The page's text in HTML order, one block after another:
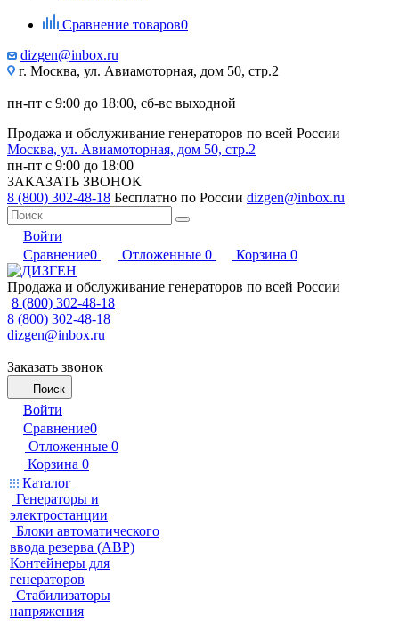
Сравнение товаров0
dizgen@inbox.ru
г. Москва, ул. Авиамоторная, дом 50, стр.2
пн-пт с 9:00 до 18:00, сб-вс выходной
Продажа и обслуживание генераторов по всей России
Москва, ул. Авиамоторная, дом 50, стр.2
пн-пт с 9:00 до 18:00
ЗАКАЗАТЬ ЗВОНОК
8 (800) 302-48-18 Бесплатно по России dizgen@inbox.ru
Войти
Сравнение0 Отложенные 0 Корзина 0
Продажа и обслуживание генераторов по всей России
8 (800) 302-48-18
8 (800) 302-48-18
dizgen@inbox.ru
Заказать звонок
Поиск
Войти
Сравнение0
Отложенные 0
Корзина 0
Каталог
Генераторы и
электростанции
Блоки автоматического
ввода резерва (АВР)
Контейнеры для
генераторов
Стабилизаторы
напряжения